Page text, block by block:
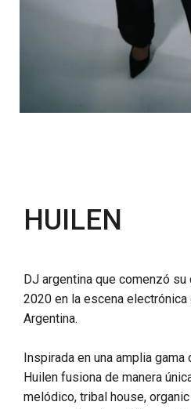
HUILEN
DJ argentina que comenzó
2020 en la escena
Argentina.
Inspirada en una amplia
Huilen fusiona de manera
melódico, tribal house,